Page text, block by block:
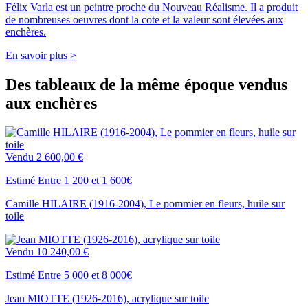
Félix Varla est un peintre proche du Nouveau Réalisme. Il a produit
de nombreuses oeuvres dont la cote et la valeur sont élevées aux
enchères.
En savoir plus >
Des tableaux de la même époque vendus
aux enchères
Vendu 2 600,00 €
Estimé Entre 1 200 et 1 600€
Camille HILAIRE (1916-2004), Le pommier en fleurs, huile sur
toile
Vendu 10 240,00 €
Estimé Entre 5 000 et 8 000€
Jean MIOTTE (1926-2016), acrylique sur toile